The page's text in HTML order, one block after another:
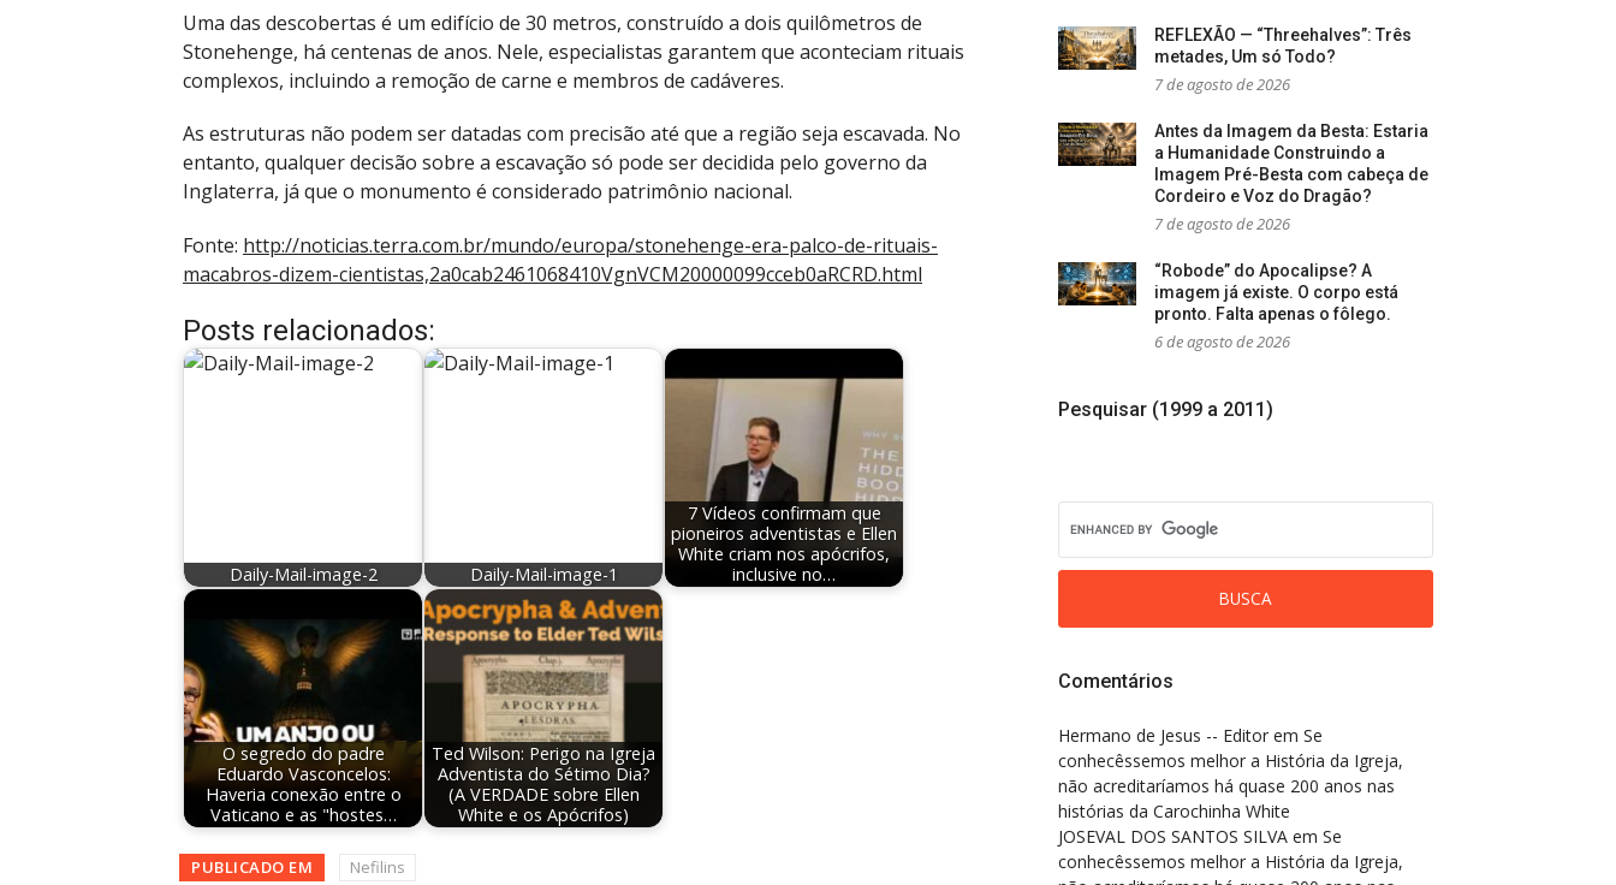
Uma das descobertas é um edifício de 30 metros, construído a dois quilômetros de
Stonehenge, há centenas de anos. Nele, especialistas garantem que aconteciam rituais
complexos, incluindo a remoção de carne e membros de cadáveres.
As estruturas não podem ser datadas com precisão até que a região seja escavada. No
entanto, qualquer decisão sobre a escavação só pode ser decidida pelo governo da
Inglaterra, já que o monumento é considerado patrimônio nacional.
Fonte: http://noticias.terra.com.br/mundo/europa/stonehenge-era-palco-de-rituais-
macabros-dizem-cientistas,2a0cab2461068410VgnVCM20000099cceb0aRCRD.html
Posts relacionados:
Daily-Mail-image-2 Daily-Mail-image-1
7 Vídeos confirmam que
pioneiros adventistas e Ellen
White criam nos apócrifos,
inclusive no…
O segredo do padre
Eduardo Vasconcelos:
Haveria conexão entre o
Vaticano e as "hostes…
Ted Wilson: Perigo na Igreja
Adventista do Sétimo Dia?
(A VERDADE sobre Ellen
White e os Apócrifos)
PUBLICADO EM Nefilins
REFLEXÃO — “Threehalves”: Três
metades, Um só Todo?
7 de agosto de 2026
Antes da Imagem da Besta: Estaria
a Humanidade Construindo a
Imagem Pré-Besta com cabeça de
Cordeiro e Voz do Dragão?
7 de agosto de 2026
“Robode” do Apocalipse? A
imagem já existe. O corpo está
pronto. Falta apenas o fôlego.
6 de agosto de 2026
Pesquisar (1999 a 2011)
Comentários
Hermano de Jesus -- Editor em Se
conhecêssemos melhor a História da Igreja,
não acreditaríamos há quase 200 anos nas
histórias da Carochinha White
JOSEVAL DOS SANTOS SILVA em Se
conhecêssemos melhor a História da Igreja,